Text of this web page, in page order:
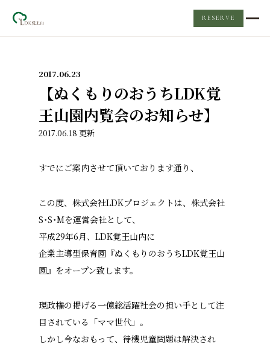
RESERVE
レンタルスペース
LDKについて
2017.06.23
【ぬくもりのおうちLDK覚
王山園内覧会のお知らせ】
2017.06.18 更新
すでにご案内させて頂いております通り、
この度、株式会社LDKプロジェクトは、株式会社
S･S･Mを運営会社として、
平成29年6月、LDK覚王山内に
企業主導型保育園『ぬくもりのお うちLDK覚王山
園』をオープン致します。
現政権の掲げる一億総活躍社会の担い手として注
目されている「ママ世代」。
しかし今なおもって、待機児童問題は解決され